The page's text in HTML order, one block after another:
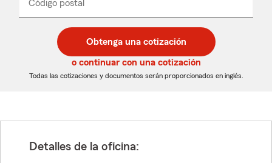
desplegable
Código postal
de
5
dígitos
de
5
dígitos
_____
Obtenga una cotización
o continuar con una cotización
Todas las cotizaciones y documentos serán proporcionados en inglés.
Detalles de la oficina: